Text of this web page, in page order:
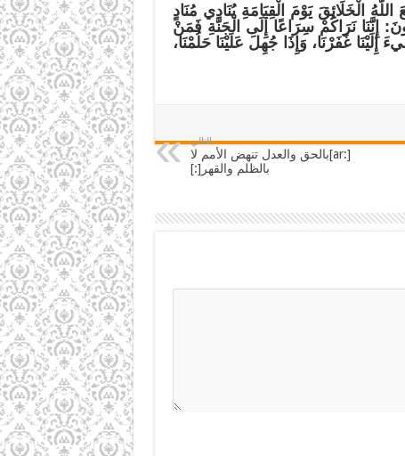
الْخَلَائِقَ يَوْمَ الْقِيَامَةِ يُنَادِي مُنَادٍ
إِنَّنَا نَرَاكُمْ سِرَاعًا إِلَى الْجَنَّةِ فَمَنْ
غَفَرْنَا، وَإِذَا جُهِلَ عَلَيْنَا حَلُمْنَا،
التالي
[:ar]بالحق والعدل تنهض الأمم لا
بالظلم والقهر[:]